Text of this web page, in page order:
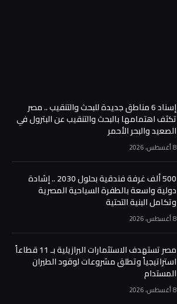
إسناد 6 مناطق جديدة للبحث والتنقيب .. مصر
تكثف اهتمامها بالبحث والتنقيب عن البترول في
الصعيد والبحر الأحمر
8 أغسطس، 2026
500 ألف غرفة فندقية بحلول 2030 .. إشادة
دولية واسعة بالطفرة السياحية المصرية
وتكامل البنية التحتية
8 أغسطس، 2026
مصر تستهدف الاستثمارات البرازيلية بـ 11 قطاعاً
استراتيجياً وتطلق مشروعات لوقود الطيران
المستدام
8 أغسطس، 2026